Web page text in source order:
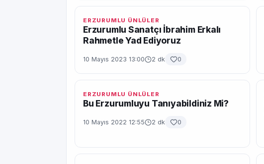
ERZURUMLU ÜNLÜLER
Erzurumlu Sanatçı İbrahim Erkalı
Rahmetle Yad Ediyoruz
10 Mayıs 2023 13:00 2 dk 0
ERZURUMLU ÜNLÜLER
Bu Erzurumluyu Tanıyabildiniz Mi?
10 Mayıs 2022 12:55 2 dk 0